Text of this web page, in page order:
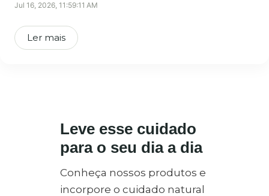
Jul 16, 2026, 11:59:11 AM
Ler mais
Leve esse cuidado
para o seu dia a dia
Conheça nossos produtos e
incorpore o cuidado natural